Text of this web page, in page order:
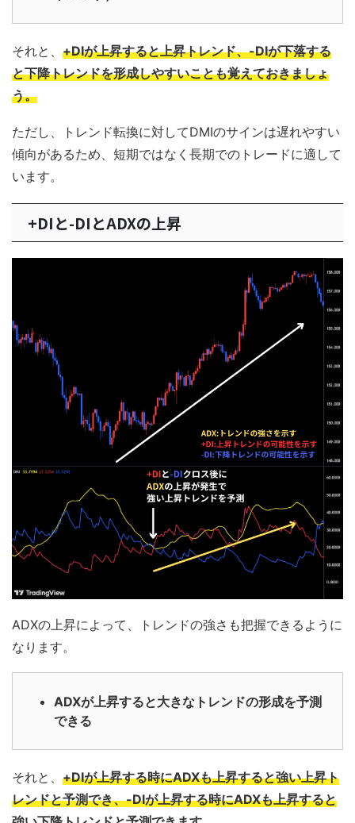
それと、 +DIが上昇すると上昇トレンド、-DIが下落する
と下降トレンドを形成しやすいことも覚えておきましょ
う。
ただし、トレンド転換に対してDMIのサインは遅れやすい
傾向があるため、短期ではなく長期でのトレードに適して
います。
+DIと-DIとADXの上昇
ADXの上昇によって、トレンドの強さも把握できるように
なります。
ADXが上昇すると大きなトレンドの形成を予測
できる
それと、 +DIが上昇する時にADXも上昇すると強い上昇ト
レンドと予測でき、-DIが上昇する時にADXも上昇すると